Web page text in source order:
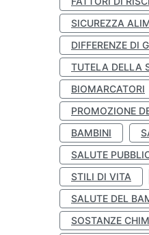
SICUREZZA
DIFFERENZE DI
TUTELA DELLA
BIOMARCATORI
PROMOZIONE
BAMBINI
SALUTE
STILI DI VITA
SALUTE DEL
SOSTANZE